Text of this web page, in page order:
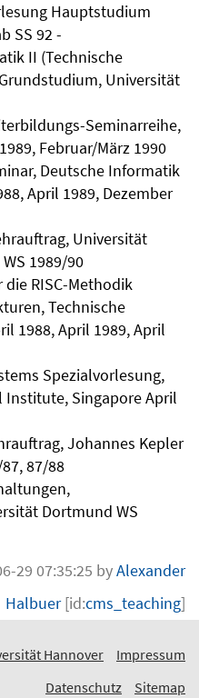
Hauptstudium
SS 92 -
II (Technische
Universität
Seminarreihe,
Februar/März 1990
Deutsche Informatik
April 1989, Dezember
Universität
1989/90
die RISC-Methodik
Technische
1988, April 1989, April
Spezialvorlesung,
Institute, Singapore April
Johannes Kepler
87/88
Dortmund WS
29 07:35:25 byAlexander
Halbuer[id:cms_teaching]
Hannover
Impressum
Datenschutz
Sitemap